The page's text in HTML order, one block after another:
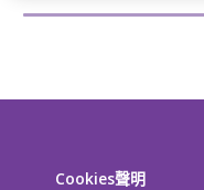
Cookies聲明